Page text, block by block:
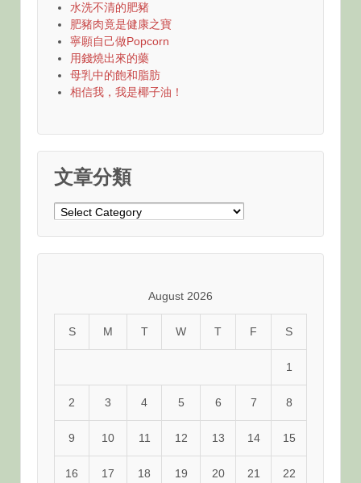
水洗不清的肥豬
肥豬肉竟是健康之寶
寧願自己做Popcorn
用錢燒出來的藥
母乳中的飽和脂肪
相信我，我是椰子油！
文章分類
文
August 2026
S M T W T F S
1
2 3 4 5 6 7 8
9 10 11 12 13 14 15
16 17 18 19 20 21 22